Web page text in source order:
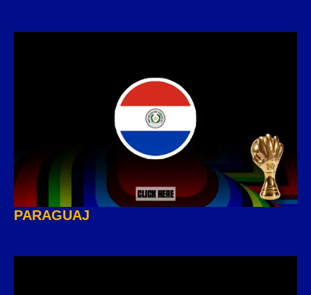
PARAGUAJ